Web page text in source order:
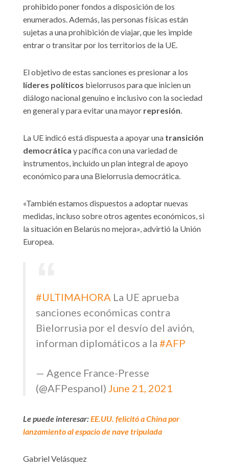
prohibido poner fondos a disposición de los
enumerados. Además, las personas físicas están
sujetas a una prohibición de viajar, que les impide
entrar o transitar por los territorios de la UE.
El objetivo de estas sanciones es presionar a los
líderes políticos bielorrusos para que inicien un
diálogo nacional genuino e inclusivo con la sociedad
en general y para evitar una mayor represión.
La UE indicó está dispuesta a apoyar una transición
democrática y pacífica con una variedad de
instrumentos, incluido un plan integral de apoyo
económico para una Bielorrusia democrática.
«También estamos dispuestos a adoptar nuevas
medidas, incluso sobre otros agentes económicos, si
la situación en Belarús no mejora», advirtió la Unión
Europea.
#ULTIMAHORA La UE aprueba
sanciones económicas contra
Bielorrusia por el desvío del avión,
informan diplomáticos a la #AFP
— Agence France-Presse
(@AFPespanol) June 21, 2021
Le puede interesar:EE.UU. felicitó a China por
lanzamiento al espacio de nave tripulada
Gabriel Velásquez